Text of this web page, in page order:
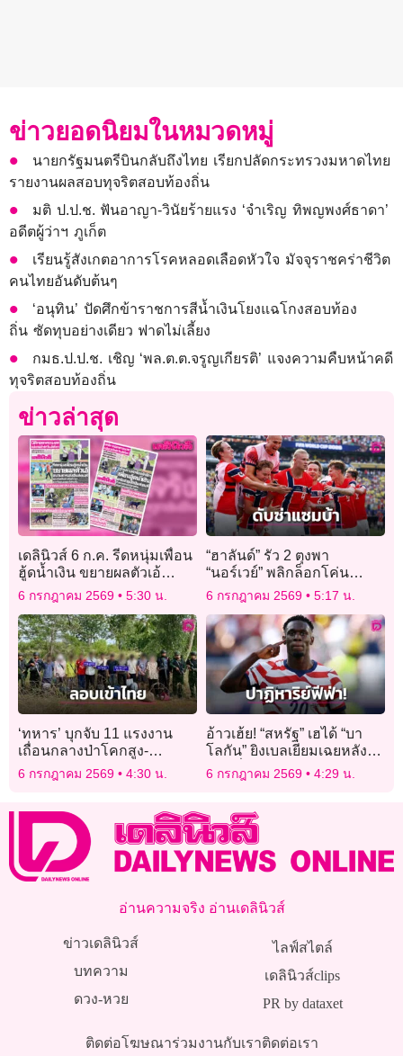
ข่าวยอดนิยมในหมวดหมู่
นายกรัฐมนตรีบินกลับถึงไทย เรียกปลัดกระทรวงมหาดไทย
รายงานผลสอบทุจริตสอบท้องถิ่น
มติ ป.ป.ช. ฟันอาญา-วินัยร้ายแรง ‘จำเริญ ทิพญพงศ์ธาดา’
อดีตผู้ว่าฯ ภูเก็ต
เรียนรู้สังเกตอาการโรคหลอดเลือดหัวใจ มัจจุราชคร่าชีวิต
คนไทยอันดับต้นๆ
‘อนุทิน’ ปัดศึกข้าราชการสีน้ำเงินโยงแฉโกงสอบท้อง
ถิ่น ซัดทุบอย่างเดียว ฟาดไม่เลี้ยง
กมธ.ป.ป.ช. เชิญ ‘พล.ต.ต.จรูญเกียรติ’ แจงความคืบหน้าคดี
ทุจริตสอบท้องถิ่น
ข่าวล่าสุด
เดลินิวส์ 6 ก.ค. รีดหนุ่มเพื่อน
ฮู้ดน้ำเงิน ขยายผลตัวเอ้
ขบวนการเฮโรอีนส่งแอร์
6 กรกฎาคม 2569 5:30 น.
“ฮาลันด์” รัว 2 ตุงพา
“นอร์เวย์” พลิกล็อกโค่น
“แซมบ้า”
6 กรกฎาคม 2569 5:17 น.
‘ทหาร’ บุกจับ 11 แรงงาน
เถื่อนกลางป่าโคกสูง-
สระแก้ว อ้างถูกหลอกไป
ทำงานฟรีในเขมรกว่า 3
6 กรกฎาคม 2569 4:30 น.
อ้าวเฮ้ย! “สหรัฐ” เฮได้ “บา
โลกัน” ยิงเบลเยียมเฉยหลัง
ฟีฟ่าสั่งระงับโทษแบน
6 กรกฎาคม 2569 4:29 น.
อ่านความจริง อ่านเดลินิวส์
ข่าวเดลินิวส์
บทความ
ดวง-หวย
ไลฟ์สไตล์
เดลินิวส์clips
PR by dataxet
ติดต่อโฆษณาร่วมงานกับเราติดต่อเรา